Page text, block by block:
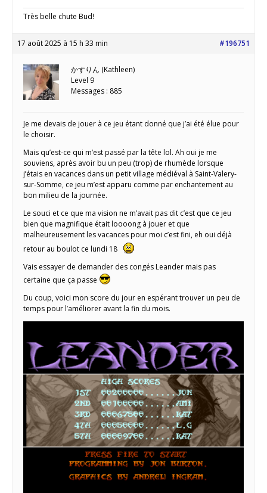
Très belle chute Bud!
17 août 2025 à 15 h 33 min #196751
かすりん (Kathleen)
Level 9
Messages : 885
Je me devais de jouer à ce jeu étant donné que j’ai été élue pour
le choisir.
Mais qu’est-ce qui m’est passé par la tête lol. Ah oui je me
souviens, après avoir bu un peu (trop) de rhumède lorsque
j’étais en vacances dans un petit village médiéval à Saint-Valery-
sur-Somme, ce jeu m’est apparu comme par enchantement au
bon milieu de la journée.
Le souci et ce que ma vision ne m’avait pas dit c’est que ce jeu
bien que magnifique était loooong à jouer et que
malheureusement les vacances pour moi c’est fini, eh oui déjà
retour au boulot ce lundi 18
Vais essayer de demander des congés Leander mais pas
certaine que ça passe
Du coup, voici mon score du jour en espérant trouver un peu de
temps pour l’améliorer avant la fin du mois.